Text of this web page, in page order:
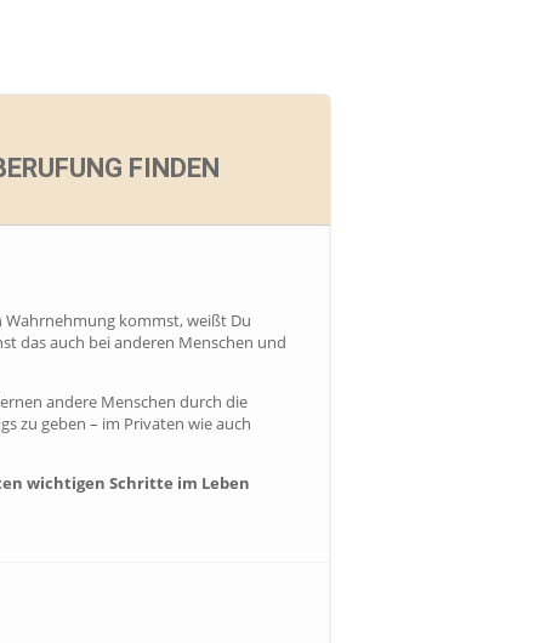
FINDEN
Wahrnehmung kommst, weißt Du
das auch bei anderen Menschen und
andere Menschen durch die
zu geben – im Privaten wie auch
wichtigen Schritte im Leben